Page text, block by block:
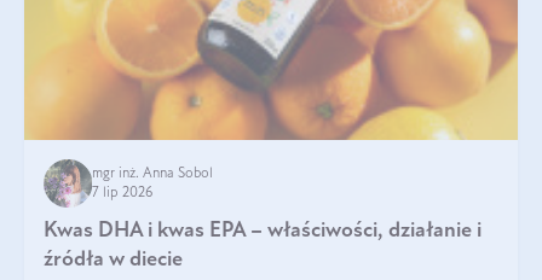
mgr inż. Anna Sobol
7 lip 2026
Kwas DHA i kwas EPA – właściwości, działanie i
źródła w diecie